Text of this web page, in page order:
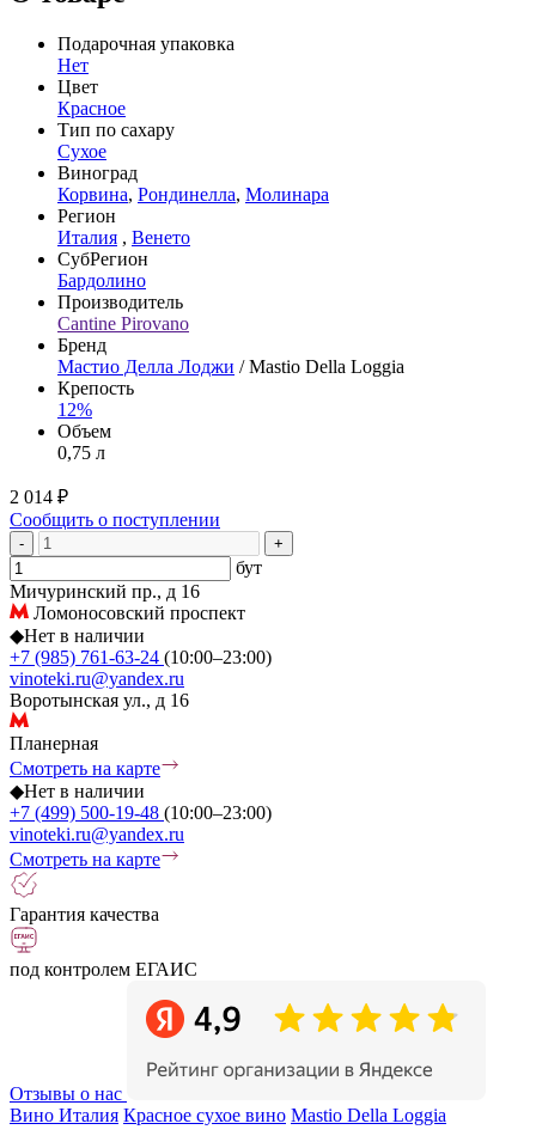
Подарочная упаковка
Нет
Цвет
Красное
Тип по сахару
Сухое
Виноград
Корвина, Рондинелла, Молинара
Регион
Италия , Венето
СубРегион
Бардолино
Производитель
Cantine Pirovano
Бренд
Мастио Делла Лоджи / Mastio Della Loggia
Крепость
12%
Объем
0,75 л
2 014 ₽
Сообщить о поступлении
- +
бут
Мичуринский пр., д 16
Ломоносовский проспект
◆Нет в наличии
+7 (985) 761-63-24 (10:00–23:00)
vinoteki.ru@yandex.ru
Воротынская ул., д 16
Планерная
Смотреть на карте
◆Нет в наличии
+7 (499) 500-19-48 (10:00–23:00)
vinoteki.ru@yandex.ru
Смотреть на карте
Гарантия качества
под контролем ЕГАИС
Отзывы о нас
Вино Италия Красное сухое вино Mastio Della Loggia